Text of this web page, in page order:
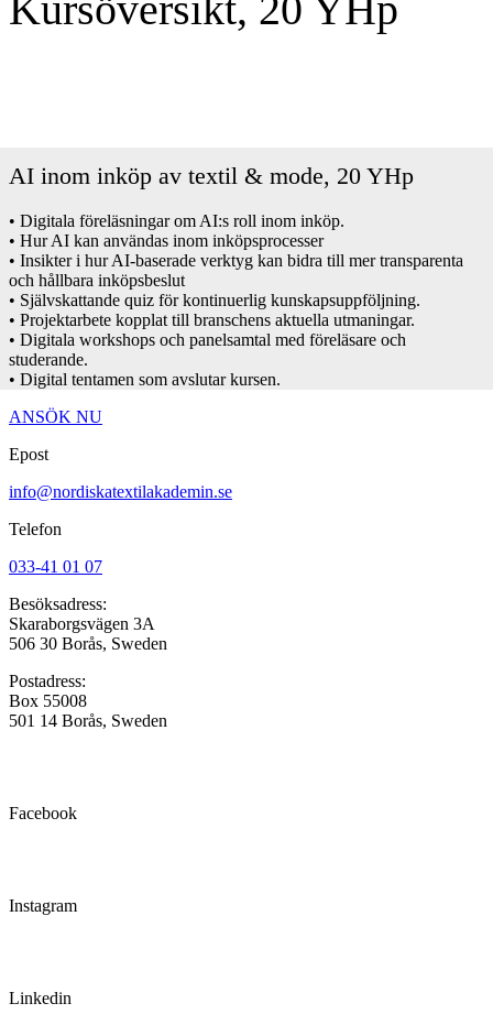
AI inom inköp av textil & mode, 20 YHp
• Digitala föreläsningar om AI:s roll inom inköp.
• Hur AI kan användas inom inköpsprocesser
• Insikter i hur AI-baserade verktyg kan bidra till mer transparenta
och hållbara inköpsbeslut
• Självskattande quiz för kontinuerlig kunskapsuppföljning.
• Projektarbete kopplat till branschens aktuella utmaningar.
• Digitala workshops och panelsamtal med föreläsare och
studerande.
• Digital tentamen som avslutar kursen.
ANSÖK NU
Epost
info@nordiskatextilakademin.se
Telefon
033-41 01 07
Besöksadress:
Skaraborgsvägen 3A
506 30 Borås, Sweden
Postadress:
Box 55008
501 14 Borås, Sweden
Facebook
Instagram
Linkedin